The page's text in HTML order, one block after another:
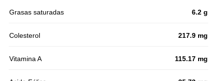
Grasas saturadas 6.2 g
Colesterol 217.9 mg
Vitamina A 115.17 mg